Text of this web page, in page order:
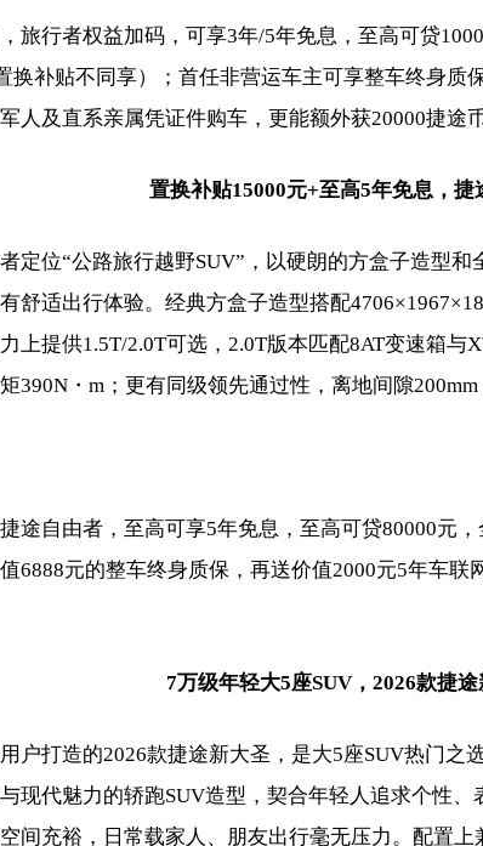
旅行者权益加码，可享3年/5年免息，至高可贷
换补贴不同享）；首任非营运车主可享整车终身
人及直系亲属凭证件购车，更能额外获20000捷途币
置换补贴15000元+至高5年免息，
定位“公路旅行越野SUV”，以硬朗的方盒子造型
舒适出行体验。经典方盒子造型搭配
上提供1.5T/2.0T可选，2.0T版本匹配8AT变速箱
390N・m；更有同级领先通过性，离地间隙
途自由者，至高可享5年免息，至高可贷80000元
6888元的整车终身质保，再送价值2000元5年车
7万级年轻大5座SUV，2026款捷
户打造的2026款捷途新大圣，是大5座SUV热门之
现代魅力的轿跑SUV造型，契合年轻人追求个性
间充裕，日常载家人、朋友出行毫无压力。配置